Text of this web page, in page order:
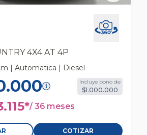
3.0 High Country 4x4 At
4X4 AT 4P
| Automatica | Diesel
Incluye bono de
$1.000.000
*/ 36 meses
COTIZAR